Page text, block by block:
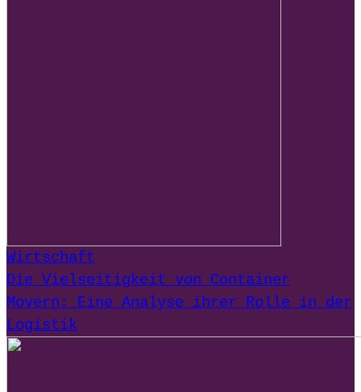
Wirtschaft
Die Vielseitigkeit von Container
Movern: Eine Analyse ihrer Rolle in der
Logistik